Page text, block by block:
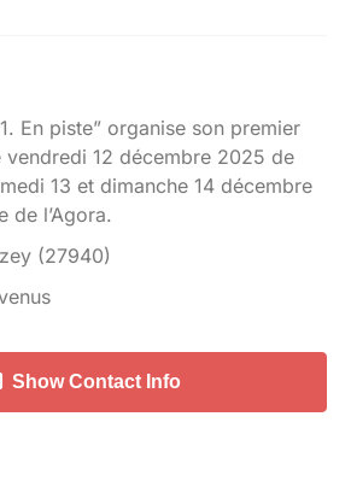
En piste” organise son premier
vendredi 12 décembre 2025 de
13 et dimanche 14 décembre
de l’Agora.
(27940)
Show Contact Info